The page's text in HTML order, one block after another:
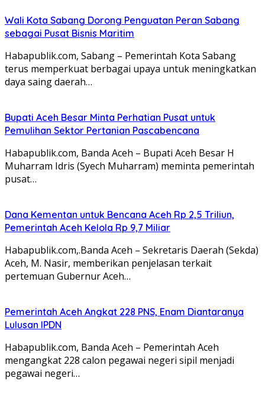
Wali Kota Sabang Dorong Penguatan Peran Sabang
sebagai Pusat Bisnis Maritim
Habapublik.com, Sabang – Pemerintah Kota Sabang
terus memperkuat berbagai upaya untuk meningkatkan
daya saing daerah…
Bupati Aceh Besar Minta Perhatian Pusat untuk
Pemulihan Sektor Pertanian Pascabencana
Habapublik.com, Banda Aceh – Bupati Aceh Besar H
Muharram Idris (Syech Muharram) meminta pemerintah
pusat…
Dana Kementan untuk Bencana Aceh Rp 2,5 Triliun,
Pemerintah Aceh Kelola Rp 9,7 Miliar
Habapublik.com,.Banda Aceh – Sekretaris Daerah (Sekda)
Aceh, M. Nasir, memberikan penjelasan terkait
pertemuan Gubernur Aceh…
Pemerintah Aceh Angkat 228 PNS, Enam Diantaranya
Lulusan IPDN
Habapublik.com, Banda Aceh – Pemerintah Aceh
mengangkat 228 calon pegawai negeri sipil menjadi
pegawai negeri…